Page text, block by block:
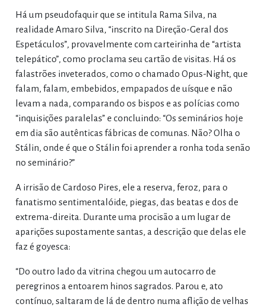
Há um pseudofaquir que se intitula Rama Silva, na
realidade Amaro Silva, “inscrito na Direção-Geral dos
Espetáculos”, provavelmente com carteirinha de “artista
telepático”, como proclama seu cartão de visitas. Há os
falastrões inveterados, como o chamado Opus-Night, que
falam, falam, embebidos, empapados de uísque e não
levam a nada, comparando os bispos e as polícias como
“inquisições paralelas” e concluindo: “Os seminários hoje
em dia são autênticas fábricas de comunas. Não? Olha o
Stálin, onde é que o Stálin foi aprender a ronha toda senão
no seminário?”
A irrisão de Cardoso Pires, ele a reserva, feroz, para o
fanatismo sentimentalóide, piegas, das beatas e dos de
extrema-direita. Durante uma procisão a um lugar de
aparições supostamente santas, a descrição que delas ele
faz é goyesca:
“Do outro lado da vitrina chegou um autocarro de
peregrinos a entoarem hinos sagrados. Parou e, ato
contínuo, saltaram de lá de dentro numa aflição de velhas